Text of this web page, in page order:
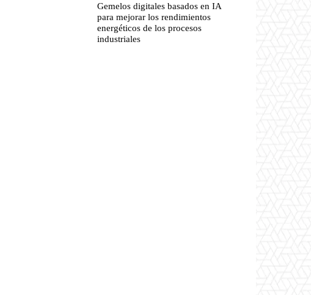
Gemelos digitales basados en IA
para mejorar los rendimientos
energéticos de los procesos
industriales